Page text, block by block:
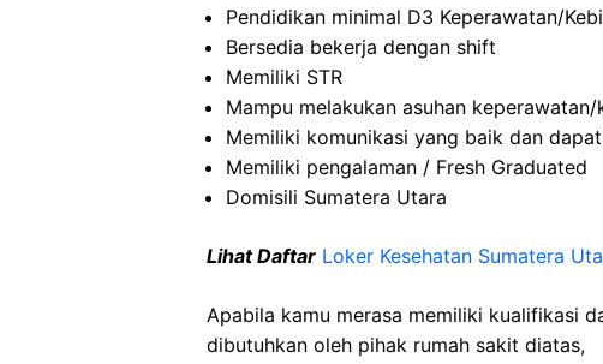
Pendidikan minimal D3 Keperawatan/
Bersedia bekerja dengan shift
Memiliki STR
Mampu melakukan asuhan
Memiliki komunikasi yang baik dan
Memiliki pengalaman / Fresh Graduated
Domisili Sumatera Utara
Lihat Daftar Loker Kesehatan Sumatera
Apabila kamu merasa memiliki kualifikasi
dibutuhkan oleh pihak rumah sakit diatas,